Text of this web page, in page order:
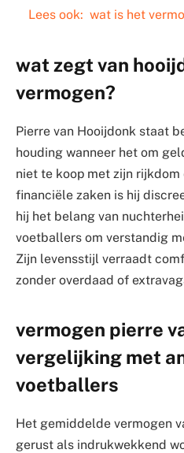
Lees ook: wat is het
wat zegt van
vermogen?
Pierre van Hooijdonk staat
houding wanneer het om
niet te koop met zijn
financiële zaken is hij
hij het belang van
voetballers om verstandig
Zijn levensstijl verraadt
zonder overdaad of
vermogen pierre
vergelijking met
voetballers
Het gemiddelde vermogen
gerust als indrukwekkend